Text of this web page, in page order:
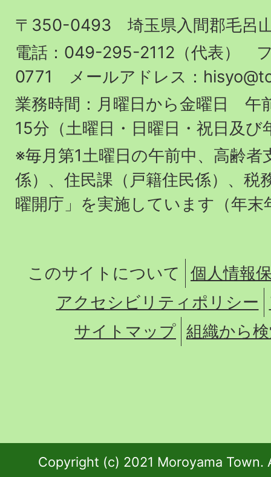
町
役
場
〒350-0493 埼玉県入間郡毛呂
電話：049-295-2112（代表）
0771 メールアドレス：
業務時間：月曜日から金曜日 午
15分（土曜日・日曜日・祝日及び
※毎月第1土曜日の午前中、高齢者
係）、住民課（戸籍住民係）、税
曜開庁」を実施しています（年末
このサイトについて
個人情報
アクセシビリティポリシー
サイトマップ 組織から
Copyright (c) 2021 Moroyama Town.